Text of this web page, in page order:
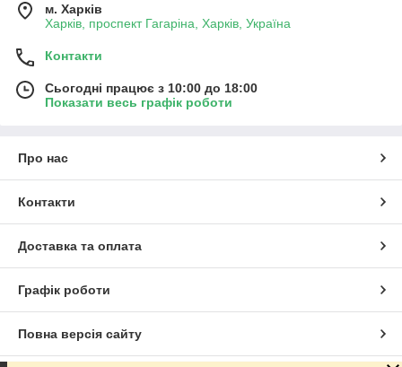
м. Харків
Харків, проспект Гагаріна, Харків, Україна
Контакти
Сьогодні працює з 10:00 до 18:00
Показати весь графік роботи
Про нас
Контакти
Доставка та оплата
Графік роботи
Повна версія сайту